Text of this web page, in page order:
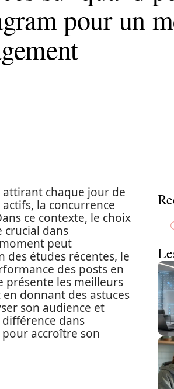
pour un
chaque jour de
la concurrence
ce contexte, le choix
dans
peut
des études récentes, le
des posts en
présente les meilleurs
donnant des astuces
son audience et
dans
accroître son